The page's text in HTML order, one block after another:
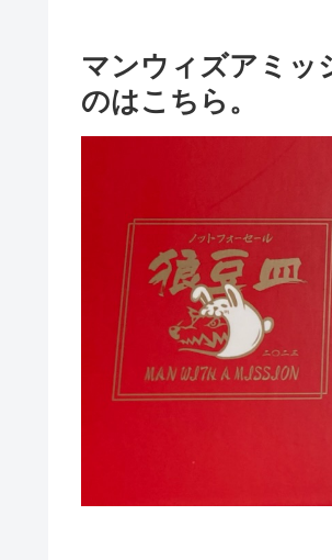
マンウィズアミッ
のはこちら。